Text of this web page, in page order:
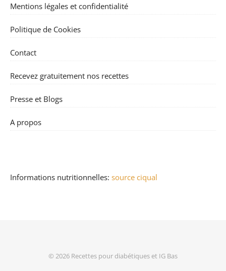
Mentions légales et confidentialité
Politique de Cookies
Contact
Recevez gratuitement nos recettes
Presse et Blogs
A propos
Informations nutritionnelles: source ciqual
© 2026 Recettes pour diabétiques et IG Bas